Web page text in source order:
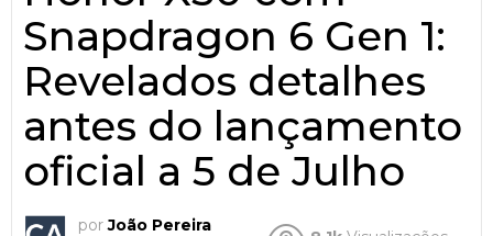
Snapdragon 6 Gen 1:
Revelados detalhes
antes do lançamento
oficial a 5 de Julho
por João Pereira